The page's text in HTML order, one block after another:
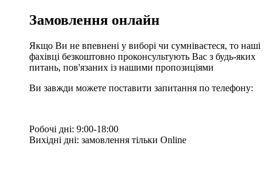
Замовлення онлайн
Якщо Ви не впевнені у виборі чи сумніваєтеся, то наші
фахівці безкоштовно проконсультують Вас з будь-яких
питань, пов'язаних із нашими пропозиціями
Ви завжди можете поставити запитання по телефону:
Робочі дні: 9:00-18:00
Вихідні дні: замовлення тільки Online